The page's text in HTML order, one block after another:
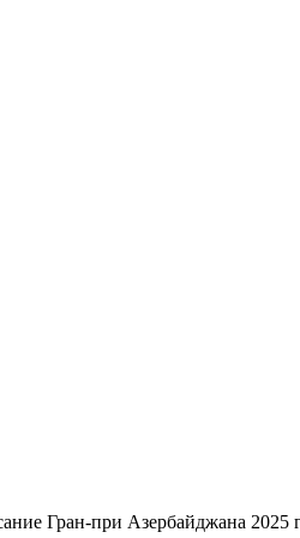
Гран-при Азербайджана 2025